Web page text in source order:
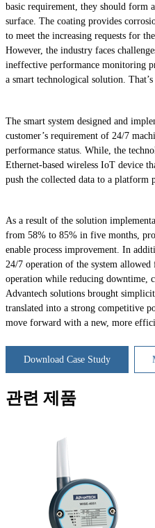
basic requirement, they should form
surface. The coating provides
to meet the increasing requests for
However, the industry faces
ineffective performance monitoring
a smart technological solution.
The smart system designed and
customer’s requirement of 24/7
performance status. While, the
Ethernet-based wireless IoT device
push the collected data to a
As a result of the solution
from 58% to 85% in five months,
enable process improvement. In
24/7 operation of the system
operation while reducing downtime,
Advantech solutions brought
translated into a strong competitive
move forward with a new, more
Download Case Study
관련 제품